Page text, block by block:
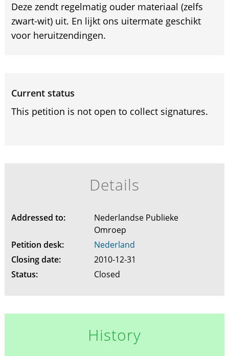
Deze zendt regelmatig ouder materiaal (zelfs
zwart-wit) uit. En lijkt ons uitermate geschikt
voor heruitzendingen.
Current status
This petition is not open to collect signatures.
Details
Addressed to:
Nederlandse Publieke
Omroep
Petition desk:
Nederland
Closing date:
2010-12-31
Status:
Closed
History